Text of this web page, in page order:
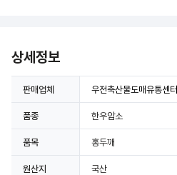
상세정보
판매업체 우전축산물도매유통센터
품종 한우암소
품목 홍두깨
원산지 국산